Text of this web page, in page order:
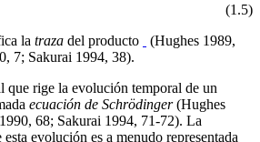
(1.5)
la traza del producto
(Hughes 1989,
7; Sakurai 1994, 38).
que rige la evolución temporal de un
ecuación de Schrödinger(Hughes
68; Sakurai 1994, 71-72). La
evolución es a menudo representada